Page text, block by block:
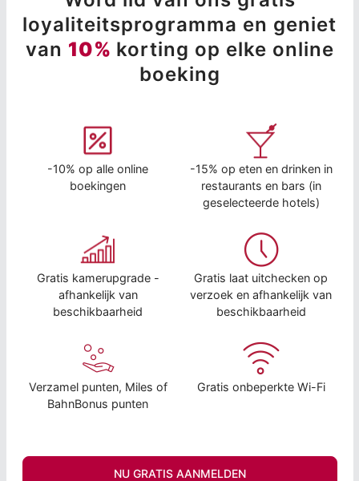
loyaliteitsprogramma en geniet
van 10% korting op elke online
boeking
-10% op alle online
boekingen
-15% op eten en drinken in
restaurants en bars (in
geselecteerde hotels)
Gratis kamerupgrade -
afhankelijk van
beschikbaarheid
Gratis laat uitchecken op
verzoek en afhankelijk van
beschikbaarheid
Verzamel punten, Miles of
BahnBonus punten
Gratis onbeperkte Wi-Fi
NU GRATIS AANMELDEN